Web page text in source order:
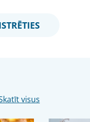
visus